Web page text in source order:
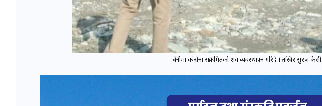
बेनीमा कोरोना संक्रमितको शव ब्यवस्थापन गरिदै । तस्बिर सुरज केसी